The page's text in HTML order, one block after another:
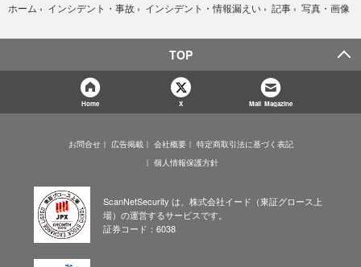
ホーム › インシデント・事故 › インシデント・情報漏えい › 記事 › 写真・画像
TOP
Home X Mail Magazine
お問合せ 広告掲載 会社概要
特定商取引法に基づく表記
個人情報保護方針
ScanNetSecurity は、株式会社イード（東証グロース上
場）の運営するサービスです。
証券コード：6038